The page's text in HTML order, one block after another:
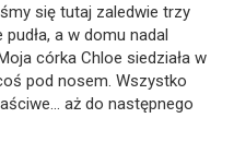
się tutaj zaledwie trzy
a w domu nadal
córka Chloe siedziała w
pod nosem. Wszystko
aż do następnego